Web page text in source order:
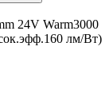
24V Warm3000
лм/Вт)